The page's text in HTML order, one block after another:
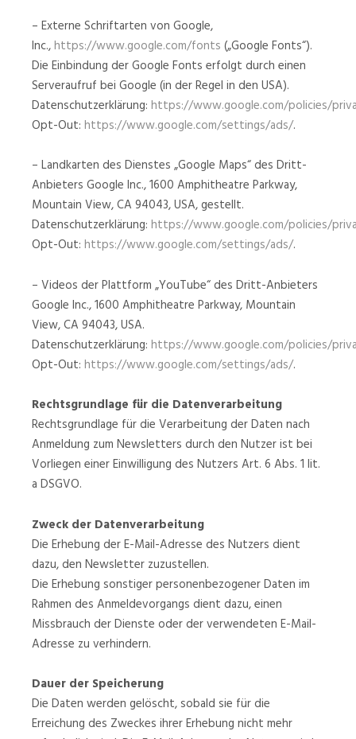
– Externe Schriftarten von Google,
Inc.,https://www.google.com/fonts („Google Fonts“).
Die Einbindung der Google Fonts erfolgt durch einen
Serveraufruf bei Google (in der Regel in den USA).
Datenschutzerklärung: https://www.google.com/policies/
Opt-Out: https://www.google.com/settings/ads/.
– Landkarten des Dienstes „Google Maps“ des Dritt-
Anbieters Google Inc., 1600 Amphitheatre Parkway,
Mountain View, CA 94043, USA, gestellt.
Datenschutzerklärung: https://www.google.com/policies/
Opt-Out: https://www.google.com/settings/ads/.
– Videos der Plattform „YouTube“ des Dritt-Anbieters
Google Inc., 1600 Amphitheatre Parkway, Mountain
View, CA 94043, USA.
Datenschutzerklärung: https://www.google.com/policies/
Opt-Out: https://www.google.com/settings/ads/.
Rechtsgrundlage für die Datenverarbeitung
Rechtsgrundlage für die Verarbeitung der Daten nach
Anmeldung zum Newsletters durch den Nutzer ist bei
Vorliegen einer Einwilligung des Nutzers Art. 6 Abs. 1 lit.
a DSGVO.
Zweck der Datenverarbeitung
Die Erhebung der E-Mail-Adresse des Nutzers dient
dazu, den Newsletter zuzustellen.
Die Erhebung sonstiger personenbezogener Daten im
Rahmen des Anmeldevorgangs dient dazu, einen
Missbrauch der Dienste oder der verwendeten E-Mail-
Adresse zu verhindern.
Dauer der Speicherung
Die Daten werden gelöscht, sobald sie für die
Erreichung des Zweckes ihrer Erhebung nicht mehr